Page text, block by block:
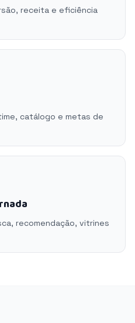
receita e eficiência
catálogo e metas de
recomendação, vitrines